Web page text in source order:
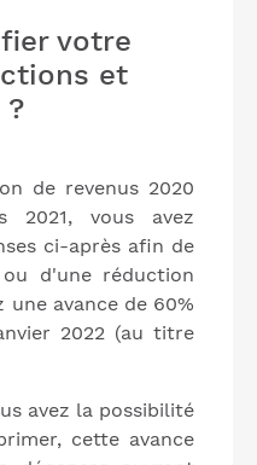
votre
et
de revenus 2020
2021, vous avez
ci-après afin de
d'une réduction
avance de 60%
2022 (au titre
avez la possibilité
cette avance